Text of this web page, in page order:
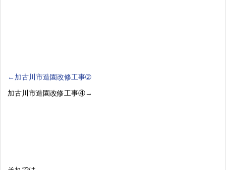
←加古川市造園改修工事➁
加古川市造園改修工事④→